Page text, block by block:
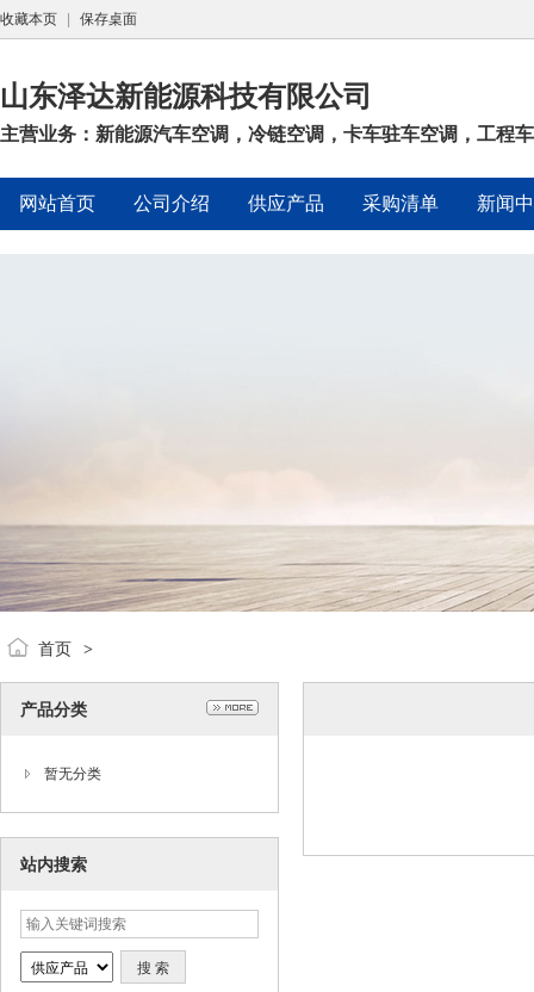
收藏本页 保存桌面
山东泽达新能源科技有限公司
主营业务：新能源汽车空调，冷链空调，卡车驻车空调，工程
网站首页 公司介绍 供应产品 采购清单 新闻
首页 >
产品分类
暂无分类
站内搜索